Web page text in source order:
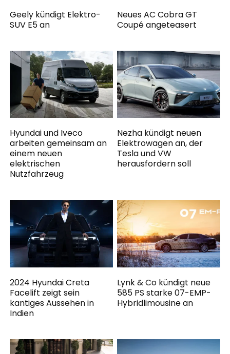
Geely kündigt Elektro-
SUV E5 an
Neues AC Cobra GT
Coupé angeteasert
Hyundai und Iveco
arbeiten gemeinsam an
einem neuen
elektrischen
Nutzfahrzeug
Nezha kündigt neuen
Elektrowagen an, der
Tesla und VW
herausfordern soll
2024 Hyundai Creta
Facelift zeigt sein
kantiges Aussehen in
Indien
Lynk & Co kündigt neue
585 PS starke 07-EMP-
Hybridlimousine an